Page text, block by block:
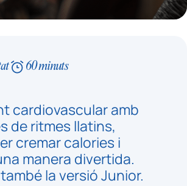
60 minuts
cardiovascular amb
de ritmes llatins,
cremar calories i
manera divertida.
la versió Junior.